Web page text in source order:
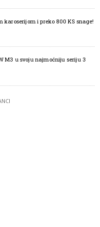
karoserijom i preko 800 KS snage!
M3 u svoju najmoćniju seriju 3